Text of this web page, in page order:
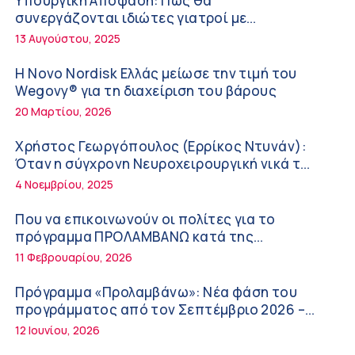
την Ογκολογία
6:28 πμ
Παύλος Γιαννακόπουλος – ΒΙΑΝΕΞ
5:27 πμ
Στέλιος Λιανός – INTERAMERICAN / Αθηναϊκή
Γενική Κλινική
5:17 πμ
Σε Λαμία και Καρδίτσα ο Υπουργός Υγείας Άδ.
Γεωργιάδης για την παραλαβή 7
ασθενοφόρων του ΕΚΑΒ και τα εγκαίνια του
ΚΥ Σοφάδων
5:04 πμ
Πόσο μας επηρεάζει ο ύπνος με ανεμιστήρα
ή air-condition το καλοκαίρι
11:34 πμ
Randy Schekman, Νομπελίστας Ιατρικής:
«Σε πέντε χρόνια μπορεί να έχουμε
συνεργάζονται ιδιώτες γιατροί με
νοσοκομεία του δημοσίου συστήματος
13 Αυγούστου, 2025
Η Novo Nordisk Ελλάς μείωσε την τιμή του
Wegovy® για τη διαχείριση του βάρους
20 Μαρτίου, 2026
Χρήστος Γεωργόπουλος (Ερρίκος Ντυνάν):
Όταν η σύγχρονη Νευροχειρουργική νικά το
φόβο!
4 Νοεμβρίου, 2025
Που να επικοινωνούν οι πολίτες για το
πρόγραμμα ΠΡΟΛΑΜΒΑΝΩ κατά της
παχυσαρκίας
11 Φεβρουαρίου, 2026
Πρόγραμμα «Προλαμβάνω»: Νέα φάση του
προγράμματος από τον Σεπτέμβριο 2026 –
Δωρεάν προληπτικές εξετάσεις έως το 2030
12 Ιουνίου, 2026